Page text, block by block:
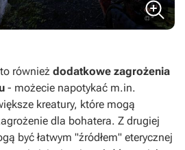
również dodatkowe zagrożenia
- możecie napotykać m.in.
kreatury, które mogą
dla bohatera. Z drugiej
być łatwym "źródłem" eterycznej